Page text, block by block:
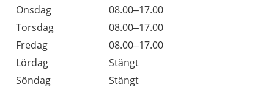
Onsdag
08.00–17.00
Torsdag
08.00–17.00
Fredag
08.00–17.00
Lördag
Stängt
Söndag
Stängt